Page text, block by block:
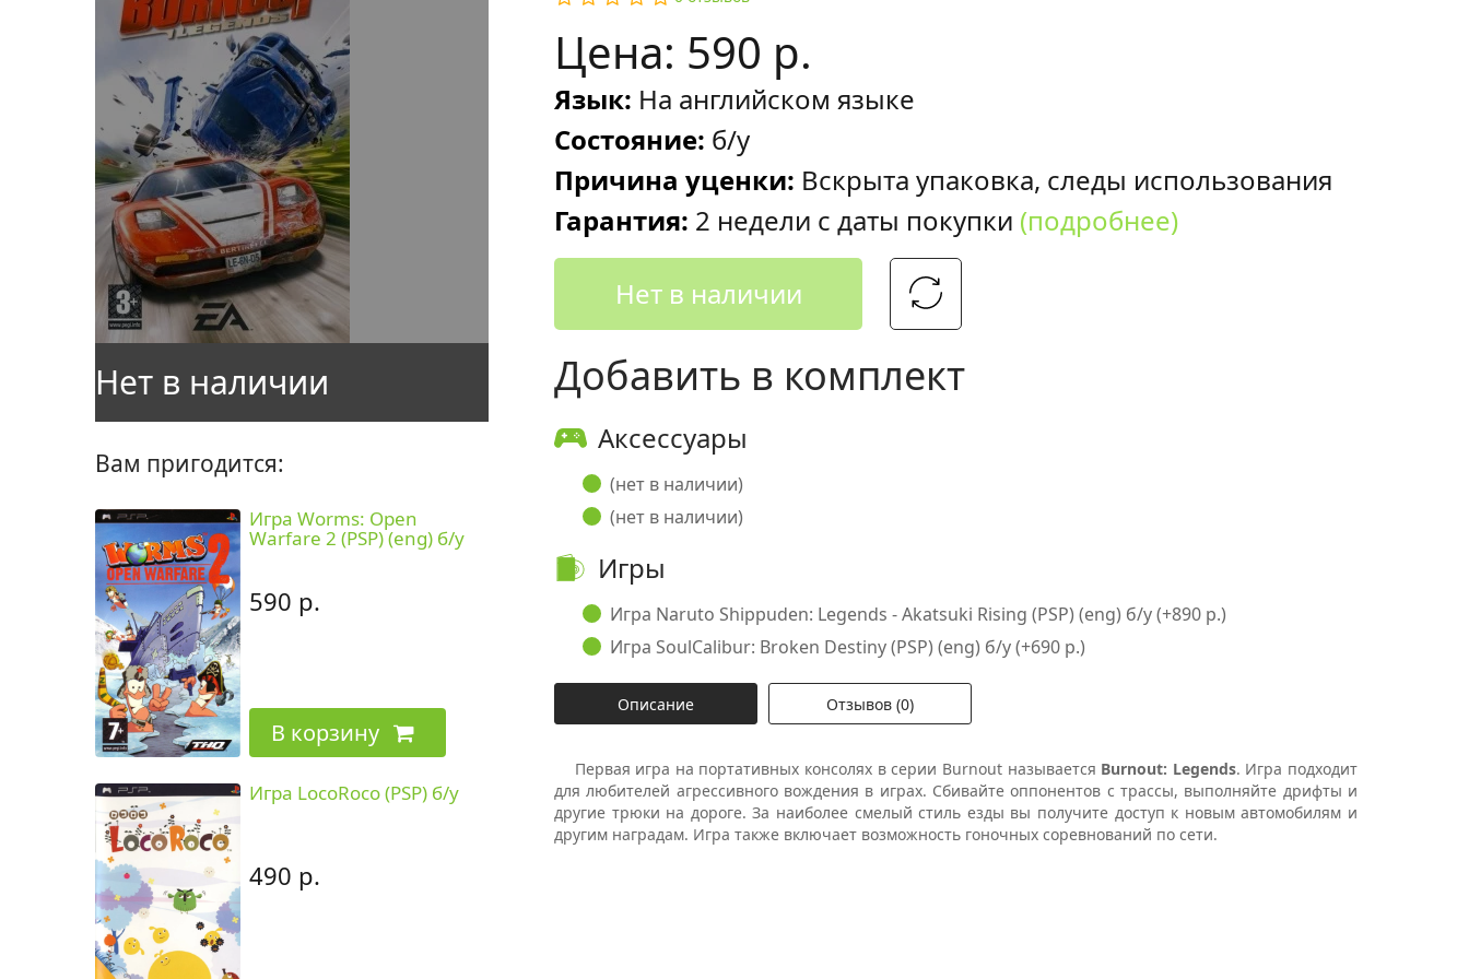
Вам пригодится:
Игра Worms: Open
Warfare 2 (PSP) (eng) б/у
590 р.
В корзину
Игра LocoRoco (PSP) б/у
490 р.
Цена: 590 р.
Язык: На английском языке
Состояние: б/у
Причина уценки: Вскрыта упаковка, следы использования
Гарантия: 2 недели с даты покупки (подробнее)
Нет в наличии
Добавить в комплект
Аксессуары
(нет в наличии)
(нет в наличии)
Игры
Игра Naruto Shippuden: Legends - Akatsuki Rising (PSP) (eng) б/у (+890 р.)
Игра SoulCalibur: Broken Destiny (PSP) (eng) б/у (+690 р.)
Описание Отзывов (0)
Первая игра на портативных консолях в серии Burnout называется Burnout: Legends. Игра подходит
для любителей агрессивного вождения в играх. Сбивайте оппонентов с трассы, выполняйте дрифты и
другие трюки на дороге. За наиболее смелый стиль езды вы получите доступ к новым автомобилям и
другим наградам. Игра также включает возможность гоночных соревнований по сети.